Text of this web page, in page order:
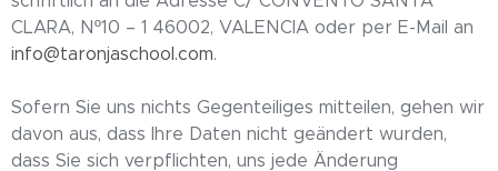
CLARA, Nº10 – 1 46002, VALENCIA oder per E-Mail an
info@taronjaschool.com.
Sofern Sie uns nichts Gegenteiliges mitteilen, gehen wir
davon aus, dass Ihre Daten nicht geändert wurden,
dass Sie sich verpflichten, uns jede Änderung